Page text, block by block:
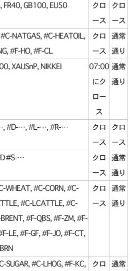
GB100, EU50
クロ
ース
クロ
ース
#C-NATGAS, #C-HEATOIL,
#F-HO, #F-CL
クロ
ース
通常
通り
XAUSnP, NIKKEI
07:00
にク
ロー
ス
通常
通り
#D-…, #L-…, #R-…
クロ
ース
クロ
ース
#S-…
クロ
ース
通常
通り
WHEAT, #C-CORN, #C-
#C-LCATTLE, #C-
#F-QBS, #F-ZM, #F-
LE, #F-GF, #F-JO, #F-CT,
クロ
ース
通常
通り
SUGAR, #C-LHOG, #F-KC,
クロ
通常